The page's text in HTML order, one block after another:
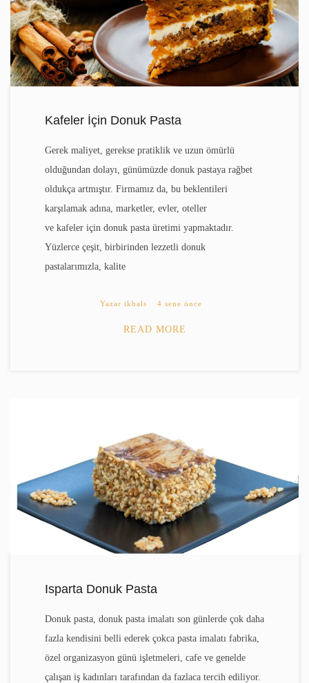
Kafeler İçin Donuk Pasta
Gerek maliyet, gerekse pratiklik ve uzun ömürlü
olduğundan dolayı, günümüzde donuk pastaya rağbet
oldukça artmıştır. Firmamız da, bu beklentileri
karşılamak adına, marketler, evler, oteller
ve kafeler için donuk pasta üretimi yapmaktadır.
Yüzlerce çeşit, birbirinden lezzetli donuk
pastalarımızla, kalite
Yazar ikbals 4 sene önce
READ MORE
Isparta Donuk Pasta
Donuk pasta, donuk pasta imalatı son günlerde çok daha
fazla kendisini belli ederek çokca pasta imalatı fabrika,
özel organizasyon günü işletmeleri, cafe ve genelde
çalışan iş kadınları tarafından da fazlaca tercih ediliyor.